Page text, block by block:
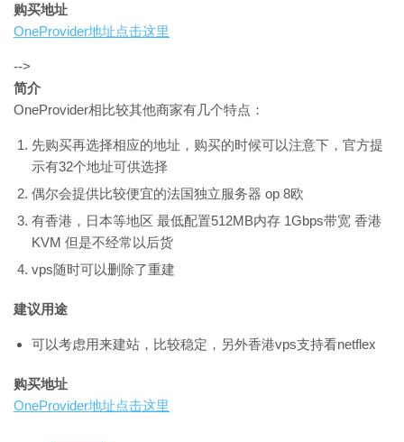
购买地址
OneProvider地址点击这里
-->
简介
OneProvider相比较其他商家有几个特点：
先购买再选择相应的地址，购买的时候可以注意下，官方提
示有32个地址可供选择
偶尔会提供比较便宜的法国独立服务器 op 8欧
有香港，日本等地区 最低配置512MB内存 1Gbps带宽 香港
KVM 但是不经常以后货
vps随时可以删除了重建
建议用途
可以考虑用来建站，比较稳定，另外香港vps支持看netflex
购买地址
OneProvider地址点击这里